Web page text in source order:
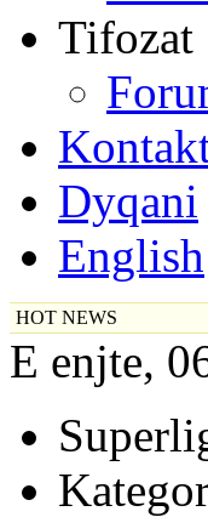
Tifozat
Dyqani
English
HOT NEWS
E enjte,